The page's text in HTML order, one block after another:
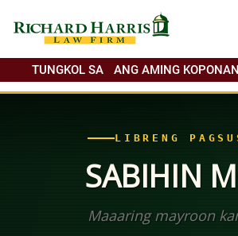
TUNGKOL SA ANG AMING KOPONAN
LIBRENG
SABIHIN
Maaaring mayroon